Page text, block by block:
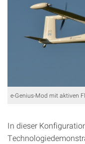
e-Genius-Mod mit aktiven
In dieser